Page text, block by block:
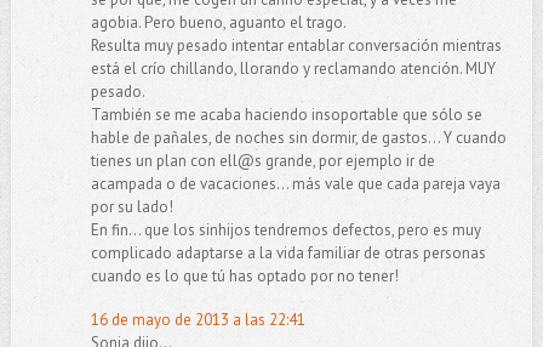
agobia. Pero bueno, aguanto el trago.
Resulta muy pesado intentar entablar conversación mientras
está el crío chillando, llorando y reclamando atención. MUY
pesado.
También se me acaba haciendo insoportable que sólo se
hable de pañales, de noches sin dormir, de gastos... Y cuando
tienes un plan con ell@s grande, por ejemplo ir de
acampada o de vacaciones... más vale que cada pareja vaya
por su lado!
En fin... que los sinhijos tendremos defectos, pero es muy
complicado adaptarse a la vida familiar de otras personas
cuando es lo que tú has optado por no tener!
16 de mayo de 2013 a las 22:41
Sonia dijo...